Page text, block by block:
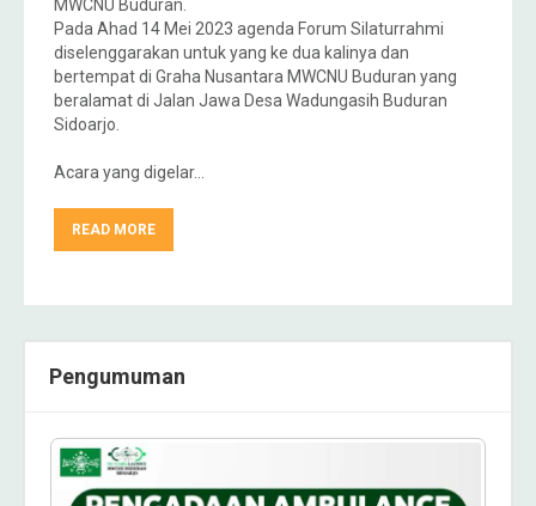
MWCNU Buduran.
Pada Ahad 14 Mei 2023 agenda Forum Silaturrahmi
diselenggarakan untuk yang ke dua kalinya dan
bertempat di Graha Nusantara MWCNU Buduran yang
beralamat di Jalan Jawa Desa Wadungasih Buduran
Sidoarjo.
Acara yang digelar…
READ MORE
Pengumuman